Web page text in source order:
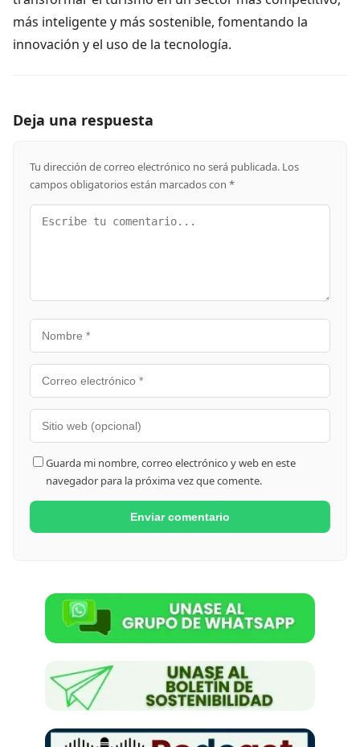
más inteligente y más sostenible, fomentando la
innovación y el uso de la tecnología.
Deja una respuesta
Tu dirección de correo electrónico no será publicada. Los
campos obligatorios están marcados con *
Guarda mi nombre, correo electrónico y web en este
navegador para la próxima vez que comente.